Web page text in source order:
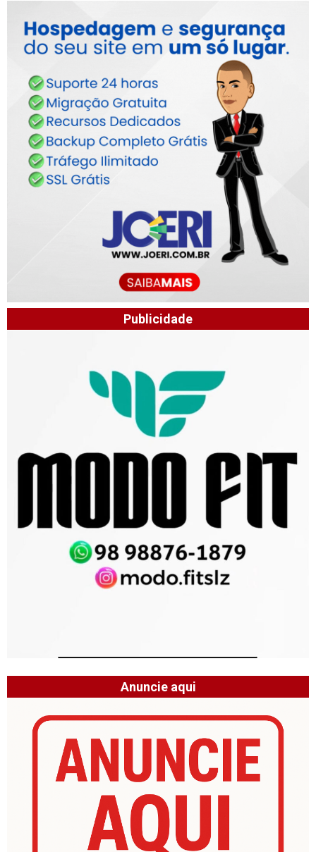
Publicidade
Anuncie aqui